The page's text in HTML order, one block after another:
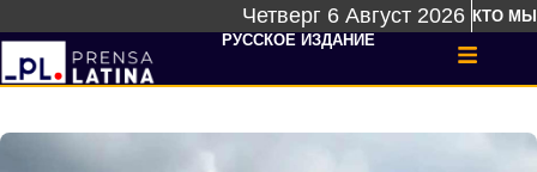
Четверг 6 Август 2026 КТО МЫ
РУССКОЕ ИЗДАНИЕ